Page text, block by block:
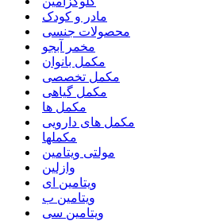
مادر و کودک
محصولات جنسی
مخمر آبجو
مکمل بانوان
مکمل تخصصی
مکمل گیاهی
مکمل ها
مکمل های دارویی
مکملها
مولتی ویتامین
وازلین
ویتامین ای
ویتامین ب
ویتامین سی